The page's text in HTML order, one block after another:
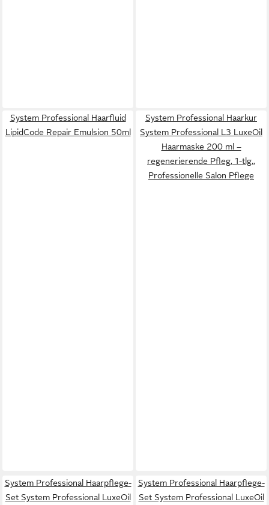
System Professional Haarfluid
LipidCode Repair Emulsion 50ml
System Professional Haarkur
System Professional L3 LuxeOil
Haarmaske 200 ml –
regenerierende Pfleg, 1-tlg.,
Professionelle Salon Pflege
System Professional Haarpflege-
Set System Professional LuxeOil
System Professional Haarpflege-
Set System Professional LuxeOil